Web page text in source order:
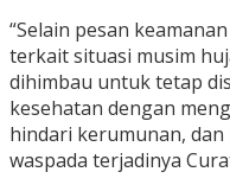
“Selain pesan
terkait situasi musim
dihimbau untuk tetap
kesehatan dengan
hindari kerumunan,
waspada terjadinya